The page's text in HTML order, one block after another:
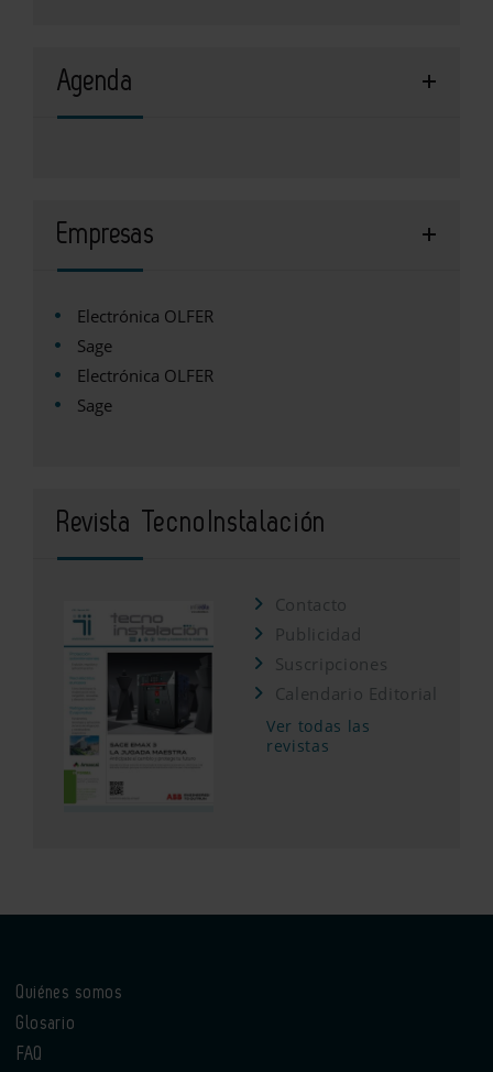
Agenda
Empresas
Electrónica OLFER
Sage
Electrónica OLFER
Sage
Revista TecnoInstalación
Contacto
Publicidad
Suscripciones
Calendario Editorial
Ver todas las
revistas
Quiénes somos
Glosario
FAQ